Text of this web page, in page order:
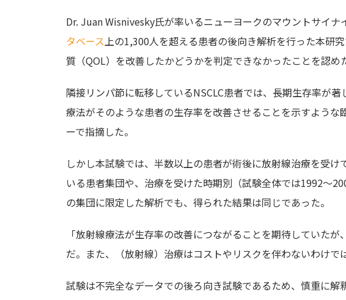
Dr. Juan Wisnivesky氏が率いるニューヨークのマウントサイナ
タベース上の1,300人を超える患者の後向き解析を行った本研
質（QOL）を改善したかどうかを判定できなかったことを認め
隣接リンパ節に転移しているNSCLC患者では、長期生存率が
療法がそのような患者の生存率を改善させることを示すよう
ーで指摘した。
しかし本試験では、半数以上の患者が術後に放射線治療を受
いる患者集団や、治療を受けた時期別（試験全体では1992～
の集団に限定した解析でも、得られた結果は同じであった。
「放射線療法が生存率の改善につながることを期待していた
だ。また、（放射線）治療はコストやリスクを伴わないわけで
試験は不完全なデータでの後ろ向き試験であるため、慎重に解